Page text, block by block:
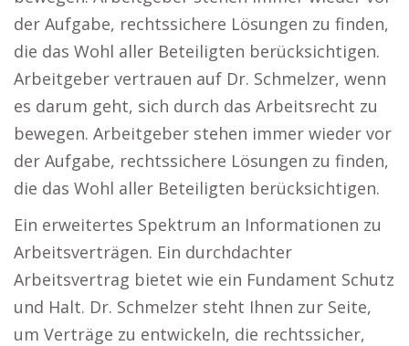
der Aufgabe, rechtssichere Lösungen zu finden,
die das Wohl aller Beteiligten berücksichtigen.
Arbeitgeber vertrauen auf Dr. Schmelzer, wenn
es darum geht, sich durch das Arbeitsrecht zu
bewegen. Arbeitgeber stehen immer wieder vor
der Aufgabe, rechtssichere Lösungen zu finden,
die das Wohl aller Beteiligten berücksichtigen.
Ein erweitertes Spektrum an Informationen zu
Arbeitsverträgen. Ein durchdachter
Arbeitsvertrag bietet wie ein Fundament Schutz
und Halt. Dr. Schmelzer steht Ihnen zur Seite,
um Verträge zu entwickeln, die rechtssicher,